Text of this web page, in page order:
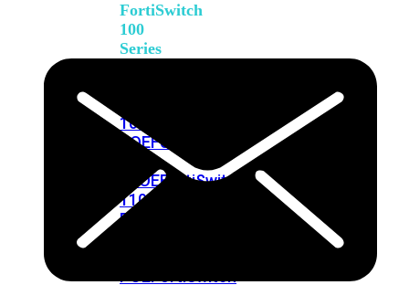
FortiSwitch
100
Series
108F-
POEFortiSwitch
108F-
FPOEFortiSwitch
110G-
FPOE